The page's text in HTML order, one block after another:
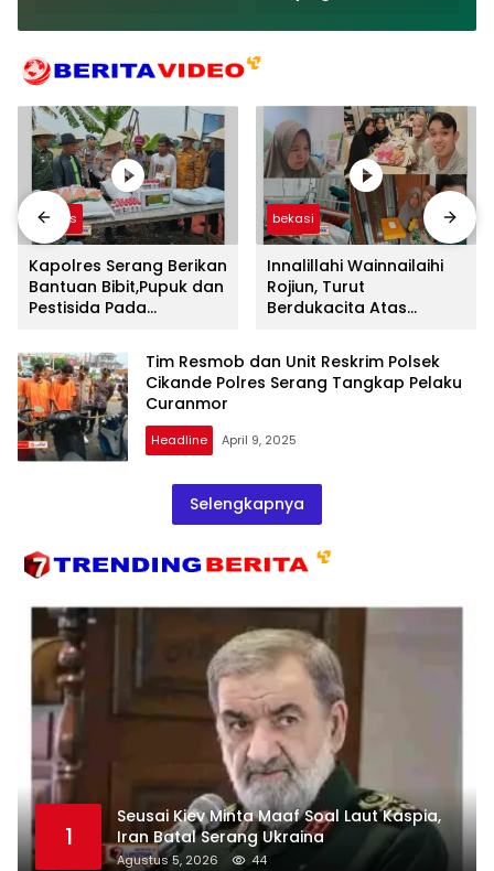
Selenggarakan KBM
Videos
Kapolres Serang Berikan
Bantuan Bibit,Pupuk dan
Pestisida Pada
Kopo
bekasi
Innalillahi Wainnailaihi
Rojiun, Turut
Berdukacita Atas
Tim Resmob dan Unit Reskrim Polsek
Cikande Polres Serang Tangkap Pelaku
Curanmor
Headline April 9, 2025
Selengkapnya
1
Seusai Kiev Minta Maaf Soal Laut Kaspia,
Iran Batal Serang Ukraina
Agustus 5, 2026 44